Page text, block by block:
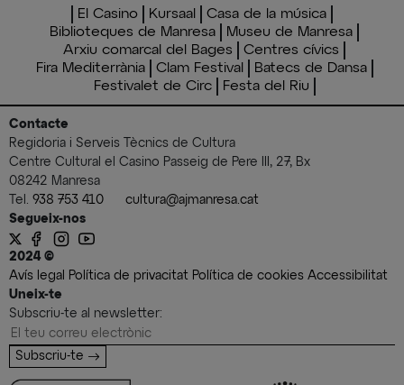
El Casino Kursaal
Casa de la música
Biblioteques de Manresa
Museu de Manresa
Arxiu comarcal del Bages
Centres cívics
Fira Mediterrània
Clam Festival
Batecs de Dansa
Festivalet de Circ
Festa del Riu
Contacte
Regidoria i Serveis Tècnics de Cultura
Centre Cultural el Casino Passeig de Pere III, 27, Bx
08242 Manresa
Tel. 938 753 410
cultura@ajmanresa.cat
Segueix-nos
2024 ©
Avís legal
Política de privacitat Política de cookies Accessibilitat
Uneix-te
Subscriu-te al newsletter:
Subscriu-te